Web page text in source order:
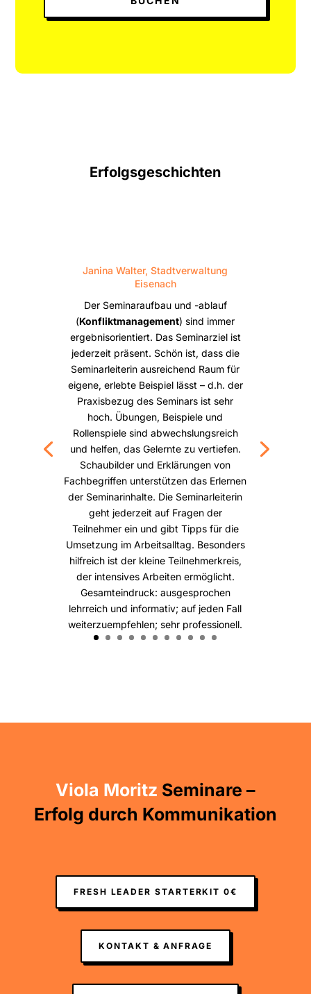
Erfolgsgeschichten
Janina Walter, Stadtverwaltung
Eisenach
Der Seminaraufbau und -ablauf
(Konfliktmanagement) sind immer
ergebnisorientiert. Das Seminarziel ist
jederzeit präsent. Schön ist, dass die
Seminarleiterin ausreichend Raum für
eigene, erlebte Beispiel lässt – d.h. der
Praxisbezug des Seminars ist sehr
hoch. Übungen, Beispiele und
Rollenspiele sind abwechslungsreich
und helfen, das Gelernte zu vertiefen.
Schaubilder und Erklärungen von
Fachbegriffen unterstützen das Erlernen
der Seminarinhalte. Die Seminarleiterin
geht jederzeit auf Fragen der
Teilnehmer ein und gibt Tipps für die
Umsetzung im Arbeitsalltag. Besonders
hilfreich ist der kleine Teilnehmerkreis,
der intensives Arbeiten ermöglicht.
Gesamteindruck: ausgesprochen
lehrreich und informativ; auf jeden Fall
weiterzuempfehlen; sehr professionell.
Viola Moritz Seminare –
Erfolg durch Kommunikation
FRESH LEADER STARTERKIT 0€
KONTAKT & ANFRAGE